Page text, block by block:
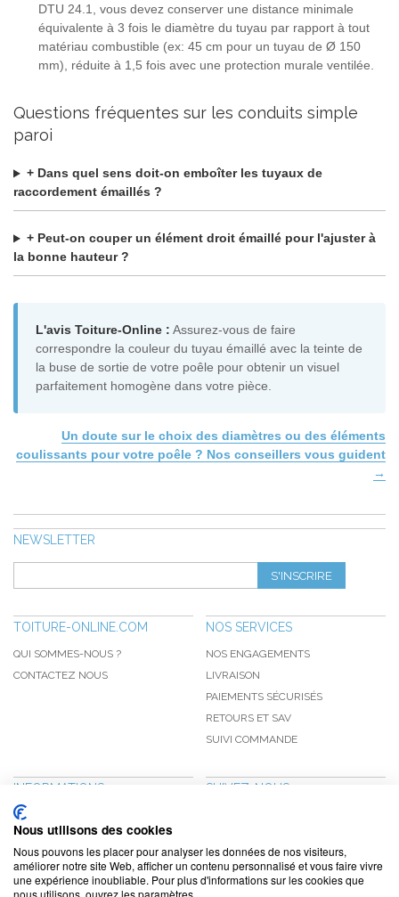
DTU 24.1, vous devez conserver une distance minimale
équivalente à 3 fois le diamètre du tuyau par rapport à tout
matériau combustible (ex: 45 cm pour un tuyau de Ø 150
mm), réduite à 1,5 fois avec une protection murale ventilée.
Questions fréquentes sur les conduits simple
paroi
+ Dans quel sens doit-on emboîter les tuyaux de
raccordement émaillés ?
+ Peut-on couper un élément droit émaillé pour l'ajuster à
la bonne hauteur ?
L'avis Toiture-Online : Assurez-vous de faire
correspondre la couleur du tuyau émaillé avec la teinte de
la buse de sortie de votre poêle pour obtenir un visuel
parfaitement homogène dans votre pièce.
Un doute sur le choix des diamètres ou des éléments
coulissants pour votre poêle ? Nos conseillers vous guident
→
NEWSLETTER
S'INSCRIRE
TOITURE-ONLINE.COM
QUI SOMMES-NOUS ?
CONTACTEZ NOUS
NOS SERVICES
NOS ENGAGEMENTS
LIVRAISON
PAIEMENTS SÉCURISÉS
RETOURS ET SAV
SUIVI COMMANDE
INFORMATIONS
NOUVEAUTÉS
PROMOTIONS
CGV
CONFIDENTIALITÉ
SUIVEZ-NOUS
NOTRE BLOG
Nous utilisons des cookies
Nous pouvons les placer pour analyser les données de nos visiteurs,
améliorer notre site Web, afficher un contenu personnalisé et vous faire vivre
une expérience inoubliable. Pour plus d'informations sur les cookies que
nous utilisons, ouvrez les paramètres.